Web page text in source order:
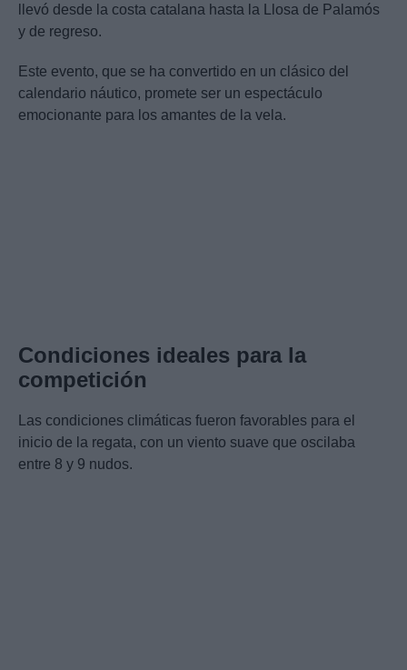
llevó desde la costa catalana hasta la Llosa de Palamós
y de regreso.
Este evento, que se ha convertido en un clásico del
calendario náutico, promete ser un espectáculo
emocionante para los amantes de la vela.
Condiciones ideales para la
competición
Las condiciones climáticas fueron favorables para el
inicio de la regata, con un viento suave que oscilaba
entre 8 y 9 nudos.